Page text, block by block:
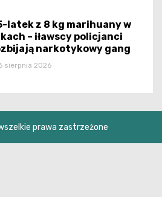
latek z 8 kg marihuany w
– iławscy policjanci
narkotykowy gang
sierpnia 2026
prawa zastrzeżone